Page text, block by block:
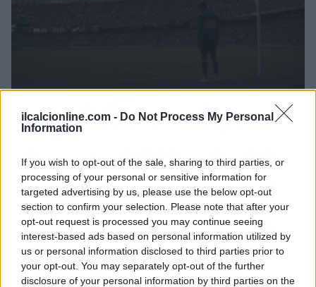
ilcalcionline.com - Do Not Process My Personal
Information
If you wish to opt-out of the sale, sharing to third parties, or
processing of your personal or sensitive information for
targeted advertising by us, please use the below opt-out
section to confirm your selection. Please note that after your
opt-out request is processed you may continue seeing
interest-based ads based on personal information utilized by
us or personal information disclosed to third parties prior to
your opt-out. You may separately opt-out of the further
disclosure of your personal information by third parties on the
Calciomercato estero: Rodri rifiuta il Real Madrid e punta sul
Barcellona
MERCATO E TRASFERIMENTI